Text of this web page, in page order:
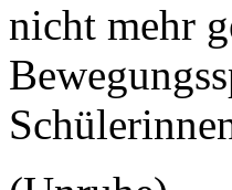
nicht mehr